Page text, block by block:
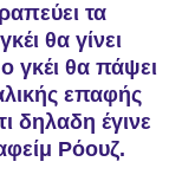
τα
θα γίνει
γκέι θα πάψει
επαφής
δηλαδη έγινε
Ρόουζ.